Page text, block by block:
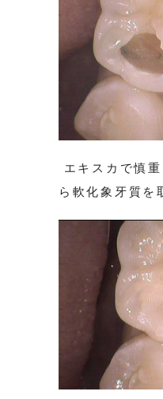
エキスカで慎
ら軟化象牙質を